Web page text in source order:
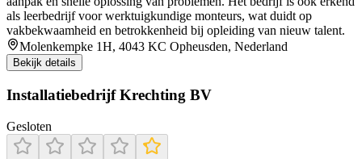
als leerbedrijf voor werktuigkundige monteurs, wat duidt op
vakbekwaamheid en betrokkenheid bij opleiding van nieuw talent.
Molenkempke 1H, 4043 KC Opheusden, Nederland
Bekijk details
Installatiebedrijf Krechting BV
Gesloten